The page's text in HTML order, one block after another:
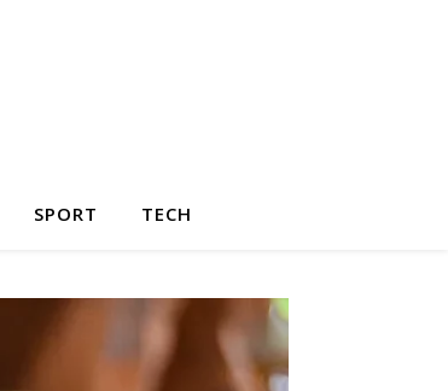
SPORT TECH